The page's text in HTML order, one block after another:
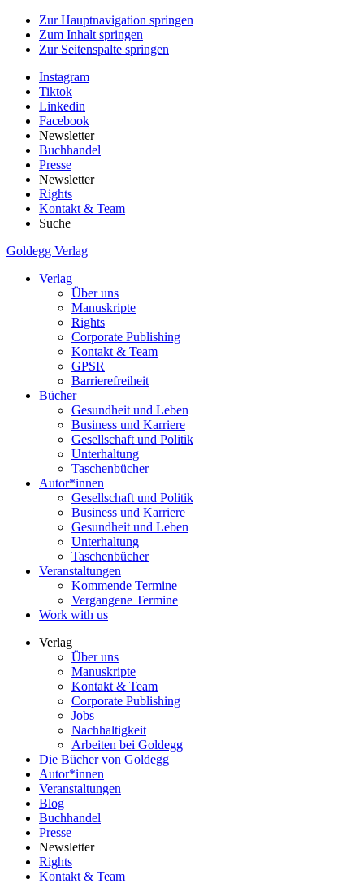
Zur Hauptnavigation springen
Zum Inhalt springen
Zur Seitenspalte springen
Instagram
Tiktok
Linkedin
Facebook
Newsletter
Buchhandel
Presse
Newsletter
Rights
Kontakt & Team
Suche
Goldegg Verlag
Verlag
Über uns
Manuskripte
Rights
Corporate Publishing
Kontakt & Team
GPSR
Barrierefreiheit
Bücher
Gesundheit und Leben
Business und Karriere
Gesellschaft und Politik
Unterhaltung
Taschenbücher
Autor*innen
Gesellschaft und Politik
Business und Karriere
Gesundheit und Leben
Unterhaltung
Taschenbücher
Veranstaltungen
Kommende Termine
Vergangene Termine
Work with us
Verlag
Über uns
Manuskripte
Kontakt & Team
Corporate Publishing
Jobs
Nachhaltigkeit
Arbeiten bei Goldegg
Die Bücher von Goldegg
Autor*innen
Veranstaltungen
Blog
Buchhandel
Presse
Newsletter
Rights
Kontakt & Team